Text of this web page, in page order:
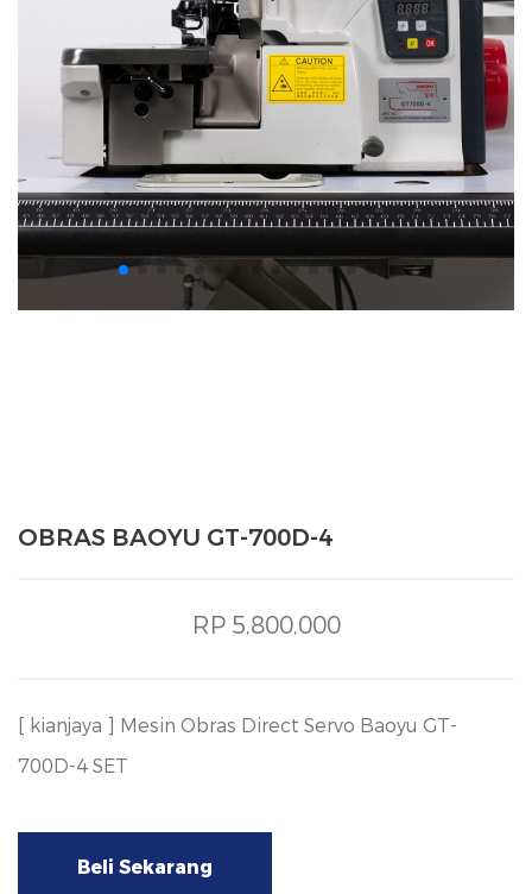
OBRAS BAOYU GT-700D-4
RP 5,800,000
[ kianjaya ] Mesin Obras Direct Servo Baoyu GT-
700D-4 SET
Beli Sekarang